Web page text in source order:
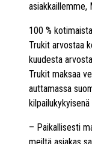
asiakkaillemme,
100 %
Trukit arvostaa
kuudesta
Trukit maksaa
auttamassa
– Paikallisesti